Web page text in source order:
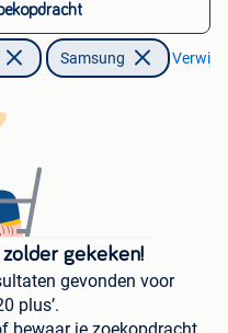
Samsung
gekeken!
gevonden voor
plus’.